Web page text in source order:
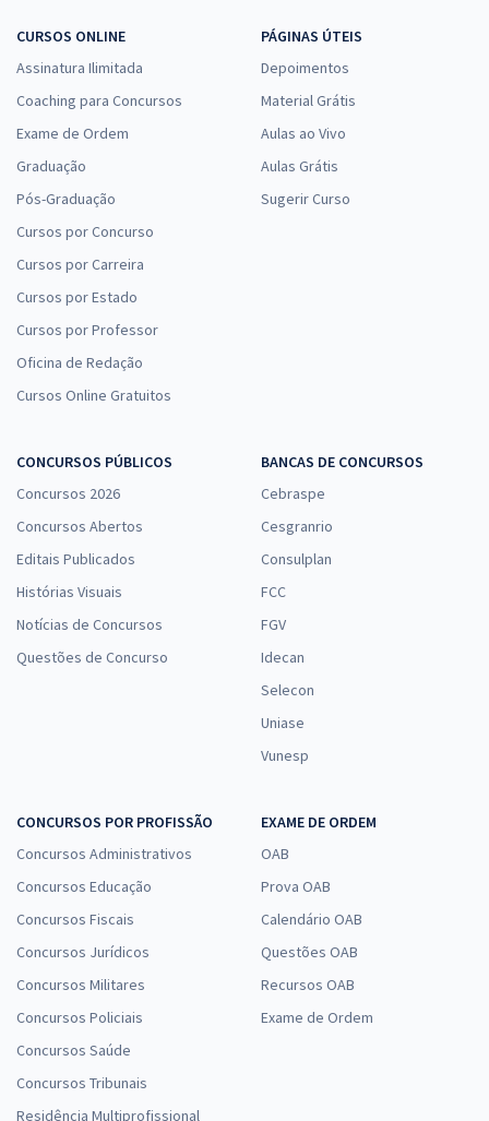
CURSOS ONLINE
Assinatura Ilimitada
Coaching para Concursos
Exame de Ordem
Graduação
Pós-Graduação
Cursos por Concurso
Cursos por Carreira
Cursos por Estado
Cursos por Professor
Oficina de Redação
Cursos Online Gratuitos
PÁGINAS ÚTEIS
Depoimentos
Material Grátis
Aulas ao Vivo
Aulas Grátis
Sugerir Curso
CONCURSOS PÚBLICOS
Concursos 2026
Concursos Abertos
Editais Publicados
Histórias Visuais
Notícias de Concursos
Questões de Concurso
BANCAS DE CONCURSOS
Cebraspe
Cesgranrio
Consulplan
FCC
FGV
Idecan
Selecon
Uniase
Vunesp
CONCURSOS POR PROFISSÃO
Concursos Administrativos
Concursos Educação
Concursos Fiscais
Concursos Jurídicos
Concursos Militares
Concursos Policiais
Concursos Saúde
Concursos Tribunais
Residência Multiprofissional
EXAME DE ORDEM
OAB
Prova OAB
Calendário OAB
Questões OAB
Recursos OAB
Exame de Ordem